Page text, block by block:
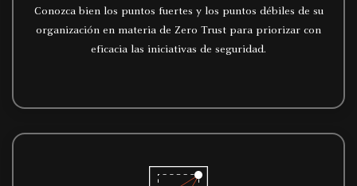
Conozca bien los puntos fuertes y los puntos débiles de su
organización en materia de Zero Trust para priorizar con
eficacia las iniciativas de seguridad.